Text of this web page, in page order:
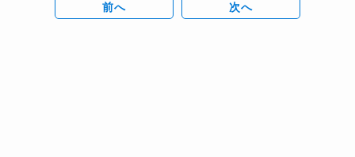
前へ 次へ